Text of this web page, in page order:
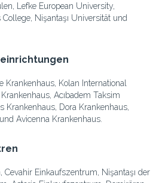
Lefke European University,
Nişantaşı Universität und
Kolan International
Acıbadem Taksim
Krankenhaus, Dora Krankenhaus,
Avicenna Krankenhaus.
Einkaufszentrum, Nişantaşı der